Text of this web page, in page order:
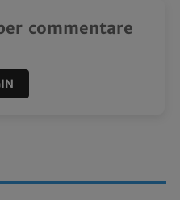
commentare